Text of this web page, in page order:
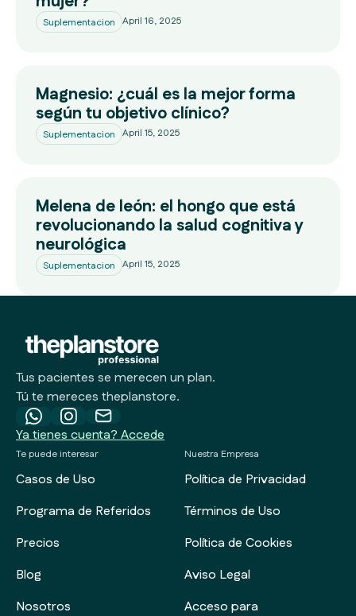
Suplementacion April 16, 2025
Magnesio: ¿cuál es la mejor forma
según tu objetivo clínico?
Suplementacion April 15, 2025
Melena de león: el hongo que está
revolucionando la salud cognitiva y
neurológica
Suplementacion April 15, 2025
Tus pacientes se merecen un plan.
Tú te mereces theplanstore.
Ya tienes cuenta? Accede
Te puede interesar
Casos de Uso
Programa de Referidos
Precios
Blog
Nosotros
Nuestra Empresa
Política de Privacidad
Términos de Uso
Política de Cookies
Aviso Legal
Acceso para